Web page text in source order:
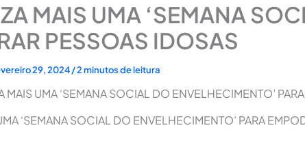
MAIS UMA ‘SEMANA
PESSOAS IDOSAS
29, 2024/2 minutos de leitura
MAIS UMA ‘SEMANA SOCIAL DO ENVELHECIMENTO’
‘SEMANA SOCIAL DO ENVELHECIMENTO’ PARA